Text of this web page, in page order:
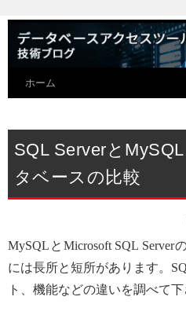
ホーム
SQL Serverと
タベースの比較
MySQLとMicrosoft SQL
には長所と短所があります。
ト、機能などの違いを調べて下